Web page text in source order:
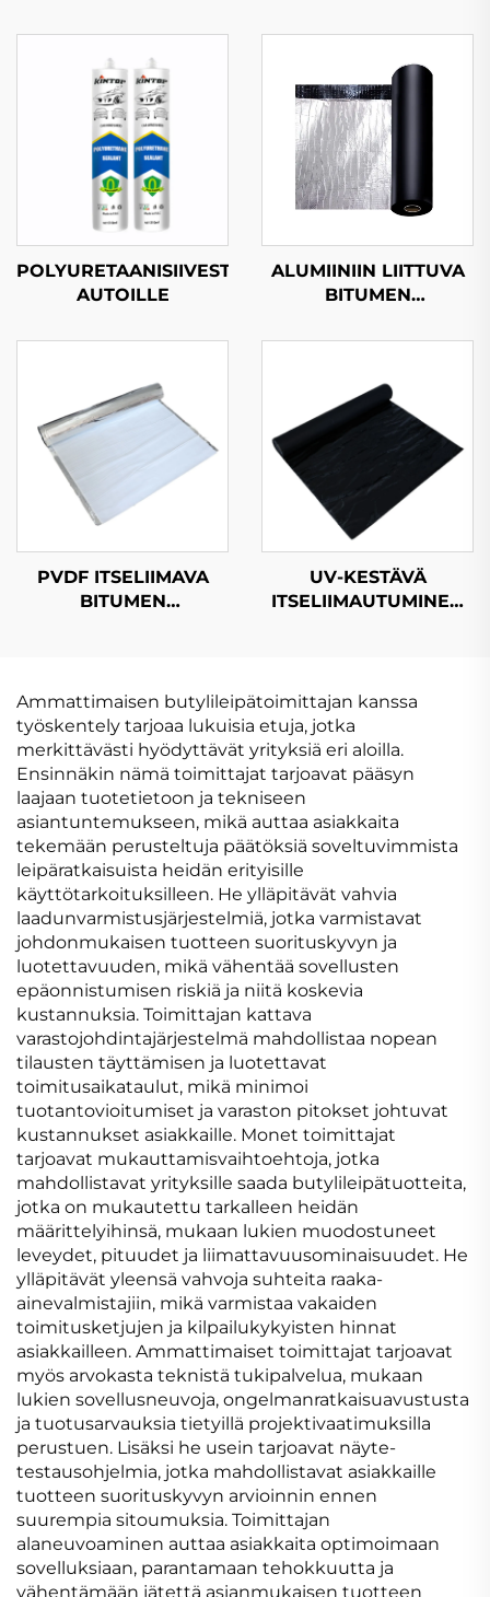
POLYURETAANISIIVESTE
AUTOILLE
ALUMIINIIN LIITTUVA
BITUMEN
PVDF ITSELIIMAVA
BITUMEN
UV-KESTÄVÄ
ITSELIIMAUTUMINEN
Ammattimaisen butylileipätoimittajan kanssa
työskentely tarjoaa lukuisia etuja, jotka
merkittävästi hyödyttävät yrityksiä eri aloilla.
Ensinnäkin nämä toimittajat tarjoavat pääsyn
laajaan tuotetietoon ja tekniseen
asiantuntemukseen, mikä auttaa asiakkaita
tekemään perusteltuja päätöksiä soveltuvimmista
leipäratkaisuista heidän erityisille
käyttötarkoituksilleen. He ylläpitävät vahvia
laadunvarmistusjärjestelmiä, jotka varmistavat
johdonmukaisen tuotteen suorituskyvyn ja
luotettavuuden, mikä vähentää sovellusten
epäonnistumisen riskiä ja niitä koskevia
kustannuksia. Toimittajan kattava
varastojohdintajärjestelmä mahdollistaa nopean
tilausten täyttämisen ja luotettavat
toimitusaikataulut, mikä minimoi
tuotantovioitumiset ja varaston pitokset johtuvat
kustannukset asiakkaille. Monet toimittajat
tarjoavat mukauttamisvaihtoehtoja, jotka
mahdollistavat yrityksille saada butylileipätuotteita,
jotka on mukautettu tarkalleen heidän
määrittelyihinsä, mukaan lukien muodostuneet
leveydet, pituudet ja liimattavuusominaisuudet. He
ylläpitävät yleensä vahvoja suhteita raaka-
ainevalmistajiin, mikä varmistaa vakaiden
toimitusketjujen ja kilpailukykyisten hinnat
asiakkailleen. Ammattimaiset toimittajat tarjoavat
myös arvokasta teknistä tukipalvelua, mukaan
lukien sovellusneuvoja, ongelmanratkaisuavustusta
ja tuotusarvauksia tietyillä projektivaatimuksilla
perustuen. Lisäksi he usein tarjoavat näyte-
testausohjelmia, jotka mahdollistavat asiakkaille
tuotteen suorituskyvyn arvioinnin ennen
suurempia sitoumuksia. Toimittajan
alaneuvoaminen auttaa asiakkaita optimoimaan
sovelluksiaan, parantamaan tehokkuutta ja
vähentämään jätettä asianmukaisen tuotteen